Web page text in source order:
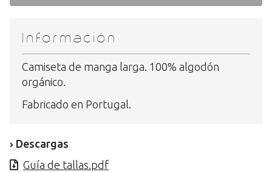
Información
Camiseta de manga larga. 100% algodón
orgánico.
Fabricado en Portugal.
Descargas
Guía de tallas.pdf